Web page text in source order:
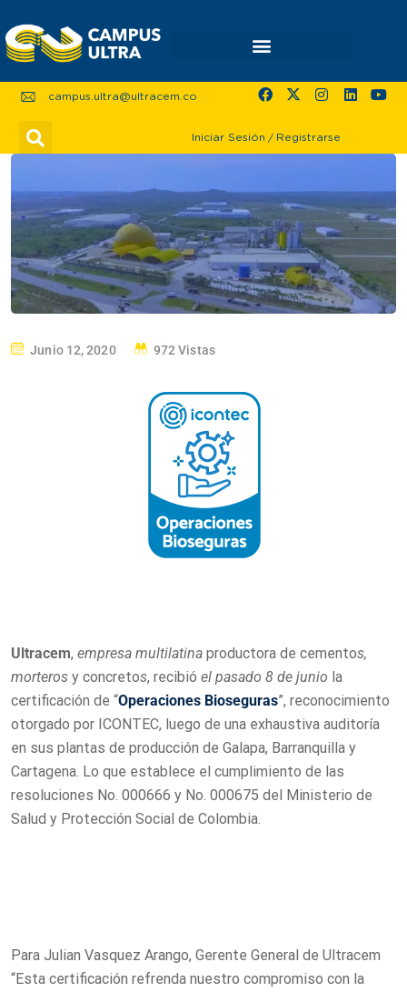
campus.ultra@ultracem.co
Iniciar Sesión / Registrarse
Junio 12, 2020 972 Vistas
Ultracem, empresa multilatina productora de cementos,
morteros y concretos, recibió el pasado 8 de junio la
certificación de “Operaciones Bioseguras”, reconocimiento
otorgado por ICONTEC, luego de una exhaustiva auditoría
en sus plantas de producción de Galapa, Barranquilla y
Cartagena. Lo que establece el cumplimiento de las
resoluciones No. 000666 y No. 000675 del Ministerio de
Salud y Protección Social de Colombia.
Para Julian Vasquez Arango, Gerente General de Ultracem
“Esta certificación refrenda nuestro compromiso con la